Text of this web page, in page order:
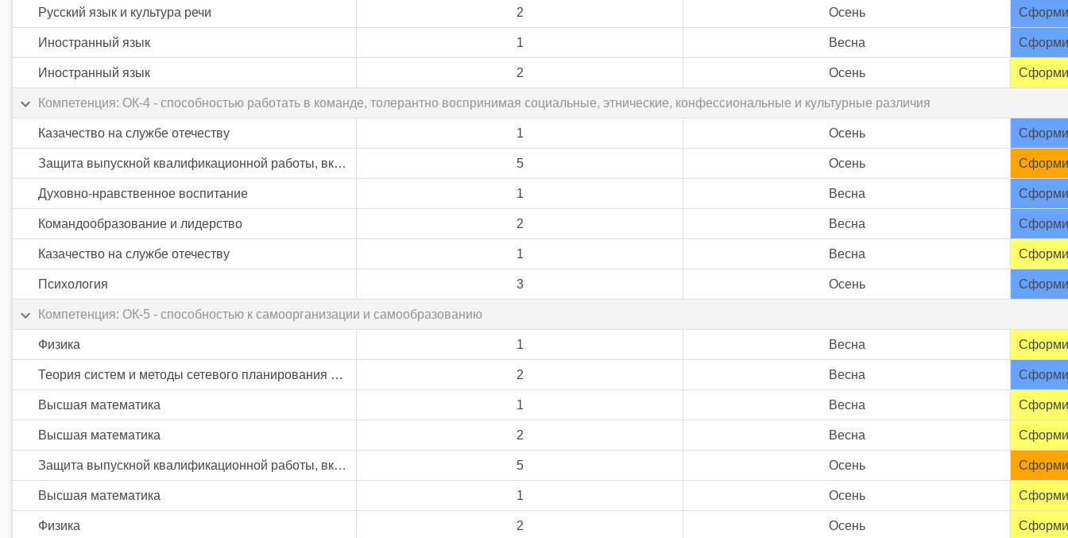
Русский язык и культура речи 2 Осень
Иностранный язык 1 Весна
Иностранный язык 2 Осень
Компетенция: ОК-4 - способностью работать в команде, толерантно воспринимая социальные, этнические, конфессиональные и культурные различия
Казачество на службе отечеству 1 Осень
Защита выпускной квалификационной работы, включая подготовку к процедуре защиты и процедуру защиты 5 Осень
Духовно-нравственное воспитание 1 Весна
Командообразование и лидерство 2 Весна
Казачество на службе отечеству 1 Весна
Психология 3 Осень
Компетенция: ОК-5 - способностью к самоорганизации и самообразованию
Физика 1 Весна
Теория систем и методы сетевого планирования и управления 2 Весна
Высшая математика 1 Весна
Высшая математика 2 Весна
Защита выпускной квалификационной работы, включая подготовку к процедуре защиты и процедуру защиты 5 Осень
Высшая математика 1 Осень
Физика 2 Осень